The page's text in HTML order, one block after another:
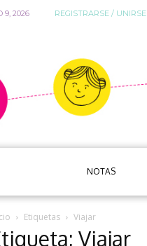
9, 2026 REGISTRARSE / UNIRSE
NOTAS
Etiquetas Viajar
Viajar